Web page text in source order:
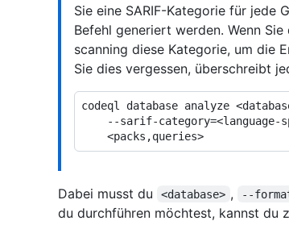
Sie eine SARIF-Kategorie für jede
Befehl generiert werden. Wenn
scanning diese Kategorie, um die
Sie dies vergessen, überschreibt
codeql database analyze
Dabei musst du <database> , --
du durchführen möchtest, kannst du